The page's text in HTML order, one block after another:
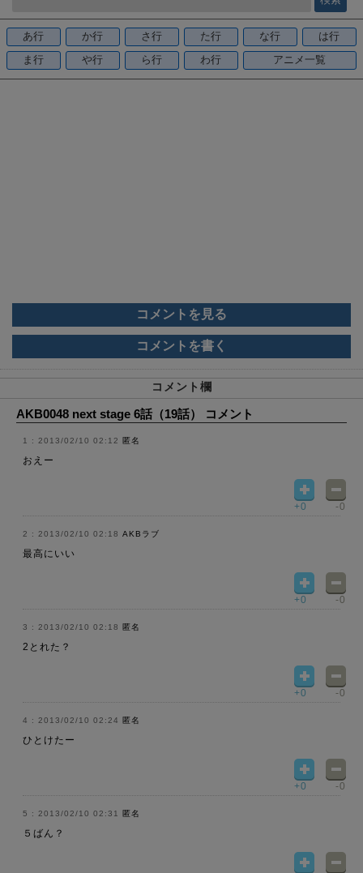
o
o
k
あ行 か行 さ行 た行 な行
は行
ま行
や行 ら行 わ行 アニメ一覧
コメントを見る
コメントを書く
コメント欄
AKB0048 next stage 6話（19話） コメント
2013/02/10 02:12 匿名
おえー
+0 -0
2013/02/10 02:18 AKBラブ
最高にいい
+0 -0
2013/02/10 02:18 匿名
2とれた？
+0 -0
2013/02/10 02:24 匿名
ひとけたー
+0 -0
2013/02/10 02:31 匿名
５ばん？